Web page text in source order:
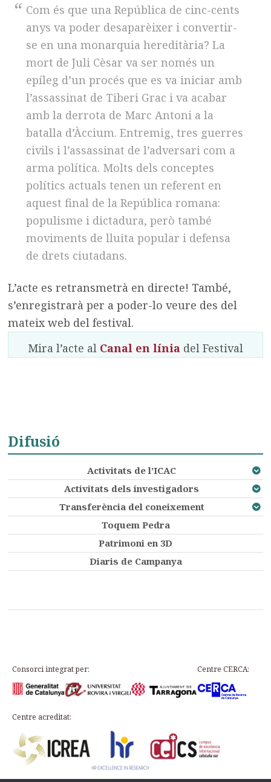
Com és que una República de cinc-cents
anys va poder desaparèixer i convertir-
se en una monarquia hereditària? La
mort de Juli Cèsar va ser només un
epíleg d’un procés que es va iniciar amb
l’assassinat de Tiberi Grac i va acabar
amb la derrota de Marc Antoni a la
batalla d’Àccium. Entremig, tres guerres
civils i l’assassinat de l’adversari com a
arma política. Molts dels conceptes
polítics actuals tenen un referent en
aquest final de la República romana:
populisme i dictadura, però també
moviments de lluita popular i defensa
de drets ciutadans.
L’acte es retransmetrà en directe! També,
s’enregistrarà per a poder-lo veure des del
mateix web del festival.
Mira l’acte al Canal en línia del Festival
Difusió
Activitats de l’ICAC
Activitats dels investigadors
Transferència del coneixement
Toquem Pedra
Patrimoni en 3D
Diaris de Campanya
Consorci integrat per: Centre CERCA:
Centre acreditat: